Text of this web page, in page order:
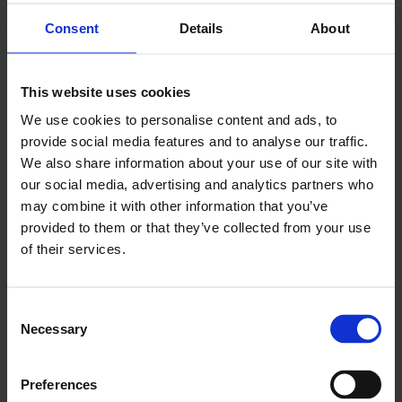
Consent Details About
This website uses cookies
We use cookies to personalise content and ads, to
provide social media features and to analyse our traffic.
We also share information about your use of our site with
our social media, advertising and analytics partners who
may combine it with other information that you’ve
provided to them or that they’ve collected from your use
of their services.
Selection
Necessary
Preferences
Twilio
Automatizar alertas, recordatorios y
actualizaciones para los clientes
Learn more
Canta a Tab